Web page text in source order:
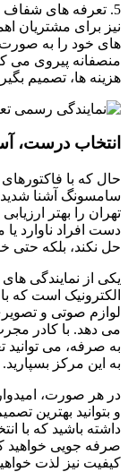
5. تعرفه های شفاف
نیز برای مشتریان
های خود را به
منصفانه پیروی می
هزینه ها، تصمیم
انتخاب درست،
حال که با
سامسونگ آشنا
تهران را بهتر
دست افراد ناوارد
حل نکند، بلکه حتی
یکی از نمایندگی
الکترونیک است که
لوازم صوتی و
می دهد. با کادر
به صرفه، می توانید
به این مرکز بسپارید.
در هر صورت،
و بتوانید بهترین
داشته باشید که با
صرفه جویی خواهید
کیفیت نیز لذت